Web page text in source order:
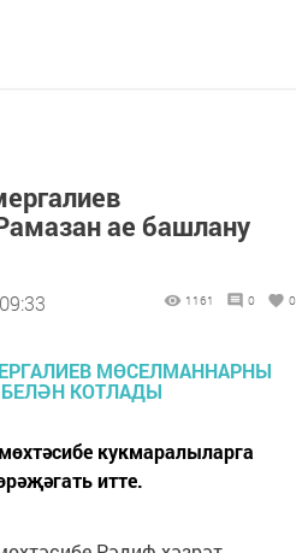
ае башлану
1161 0 0
кукмаралыларга
итте.